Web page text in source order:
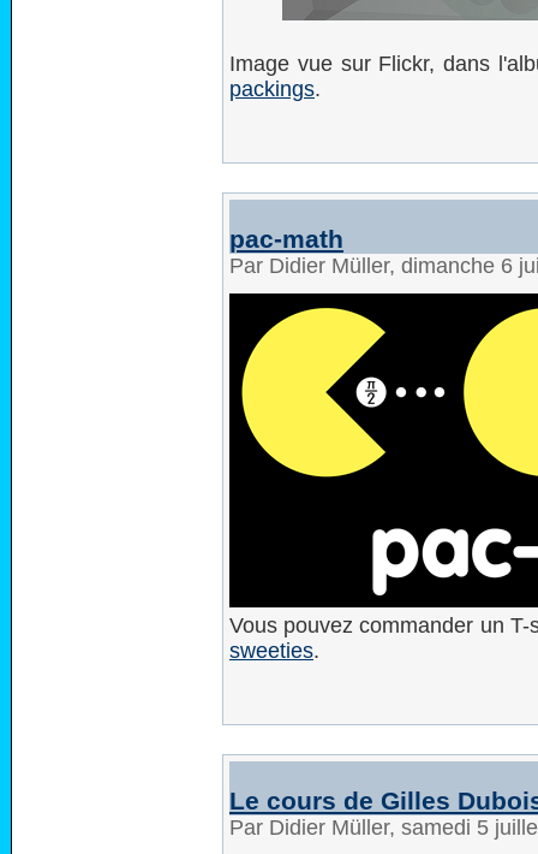
Image vue sur Flickr, dans
packings.
pac-math
Par Didier Müller, dimanche 6
Vous pouvez commander un
sweeties.
Le cours de Gilles
Par Didier Müller, samedi 5